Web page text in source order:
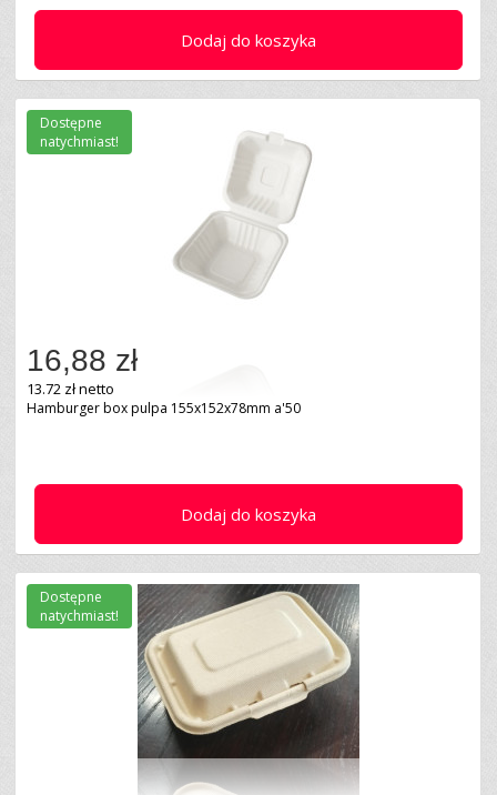
Dodaj do koszyka
Dodaj do koszyka
16,88 zł
13.72 zł netto
Hamburger box pulpa 155x152x78mm a'50
Dostępne
natychmiast!
Dostępne
natychmiast!